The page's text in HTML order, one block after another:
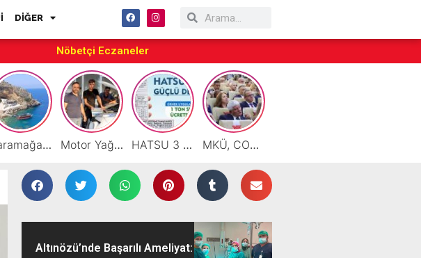
DİĞER
Nöbetçi Eczaneler
Karamağara Koyu Doğu Akdeniz’in Turizm Yıldızı Oluyor Motor Yağı ve Aküde Güvenilir Hizmet Antakya’da Başladı HATSU 3 İlçede Ağustos Ayı Faturalarında Bir Ton Suyu Ücretsiz Tanımladı MKÜ, COP31 Hazırlık Sürecinde Bilim Diplomasisine Katkı Sunacak
Altınözü’nde Başarılı Ameliyat: